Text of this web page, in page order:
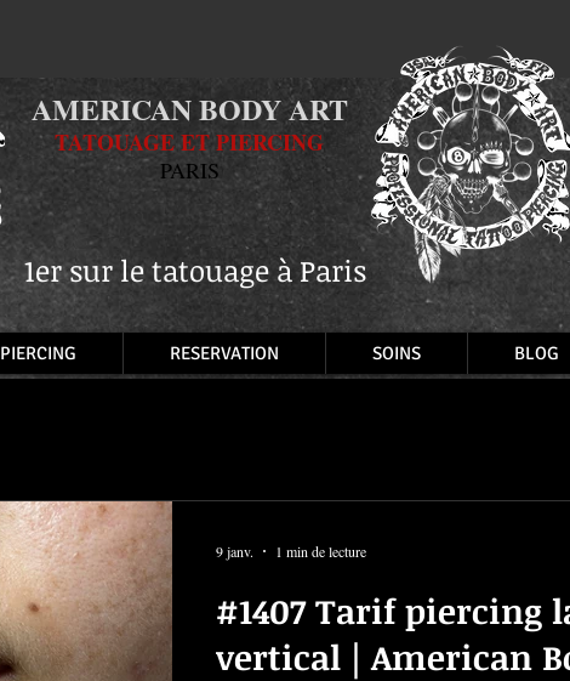
AMERICAN BODY ART
TATOUAGE ET PIERCING
PARIS
1er sur le tatouage à Paris
PIERCING RESERVATION SOINS BLOG
#1407 Tarif piercing
vertical | American
9 janv. 1 min de lecture